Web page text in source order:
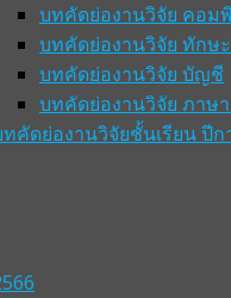
บทคัดย่องานวิจัย คอม
บทคัดย่องานวิจัย ทักษ
บทคัดย่องานวิจัย บัญชี
บทคัดย่องานวิจัย ภาษ
คัดย่องานวิจัยชั้นเรียน ปีก